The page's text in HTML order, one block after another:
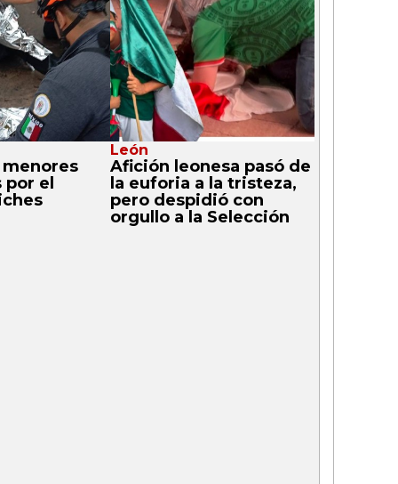
menores
el
León
Afición leonesa pasó de
la euforia a la tristeza,
pero despidió con
orgullo a la Selección